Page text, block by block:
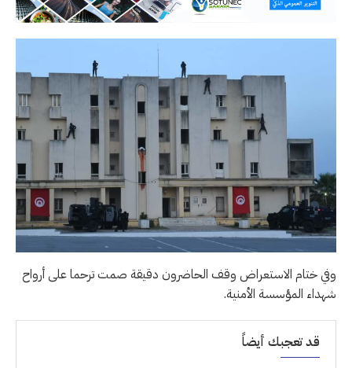
وفي ختام الاستعراض وقف الحاضرون دقيقة صمت ترحما على أرواح
شهداء المؤسسة الأمنية.
قد تعجبك أيضاً